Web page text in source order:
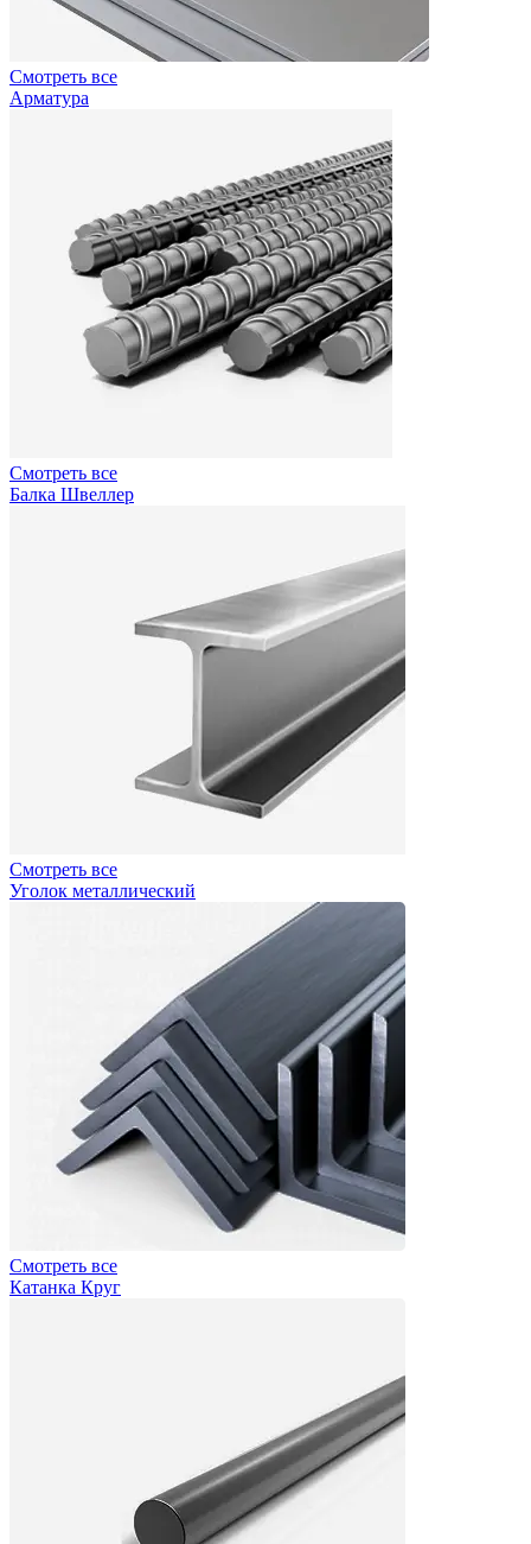
Смотреть все
Арматура
Смотреть все
Балка Швеллер
Смотреть все
Уголок металлический
Смотреть все
Катанка Круг